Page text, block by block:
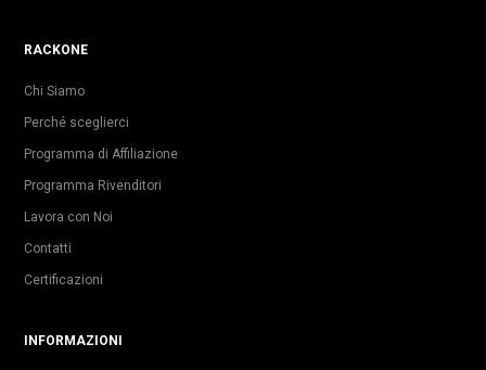
RACKONE
Chi Siamo
Perché sceglierci
Programma di Affiliazione
Programma Rivenditori
Lavora con Noi
Contatti
Certificazioni
INFORMAZIONI